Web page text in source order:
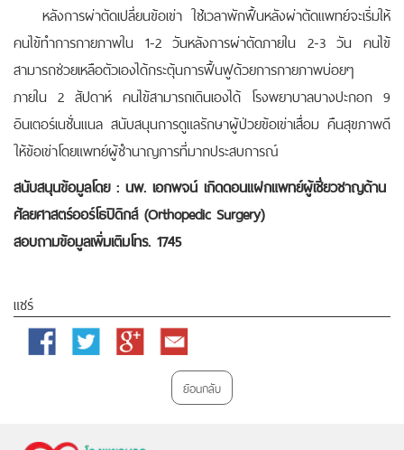
หลังการผ่าตัดเปลี่ยนข้อเข่า ใช้เวลาพักฟื้นหลังผ่าตัดแพทย์จะเริ่มให้
คนไข้ทำการกายภาพใน 1-2 วันหลังการผ่าตัดภายใน 2-3 วัน คนไข้
สามารถช่วยเหลือตัวเองได้กระตุ้นการฟื้นฟูด้วยการกายภาพบ่อยๆ
ภายใน 2 สัปดาห์ คนไข้สามารถเดินเองได้ โรงพยาบาลบางปะกอก 9
อินเตอร์เนชั่นแนล สนับสนุนการดูแลรักษาผู้ป่วยข้อเข่าเสื่อม คืนสุขภาพดี
ให้ข้อเข่าโดยแพทย์ผู้ชำนาญการที่มากประสบการณ์
สนับสนุนข้อมูลโดย : นพ. เอกพจน์ เกิดดอนแฝกแพทย์ผู้เชี่ยวชาญด้าน
ศัลยศาสตร์ออร์โธปิดิกส์ (Orthopedic Surgery)
สอบถามข้อมูลเพิ่มเติมโทร. 1745
แชร์
Facebook Twitter
Google
Email
ย้อนกลับ